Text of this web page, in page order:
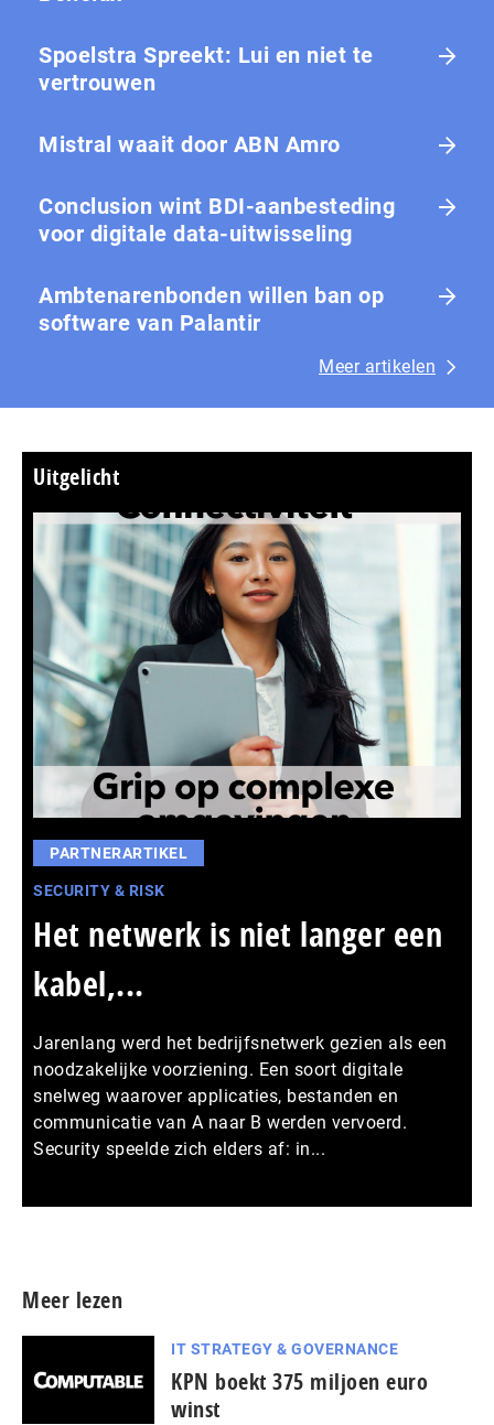
Spoelstra Spreekt: Lui en niet te
vertrouwen
Mistral waait door ABN Amro
Conclusion wint BDI-aanbesteding
voor digitale data-uitwisseling
Ambtenarenbonden willen ban op
software van Palantir
Meer artikelen
Uitgelicht
PARTNERARTIKEL
SECURITY & RISK
Het netwerk is niet langer een
kabel,...
Jarenlang werd het bedrijfsnetwerk gezien als een
noodzakelijke voorziening. Een soort digitale
snelweg waarover applicaties, bestanden en
communicatie van A naar B werden vervoerd.
Security speelde zich elders af: in...
Meer lezen
IT STRATEGY & GOVERNANCE
KPN boekt 375 miljoen euro
winst